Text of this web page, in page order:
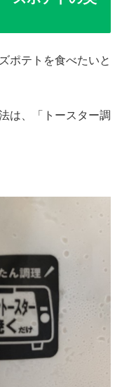
ポテトを食べたいと
は、「トースター調